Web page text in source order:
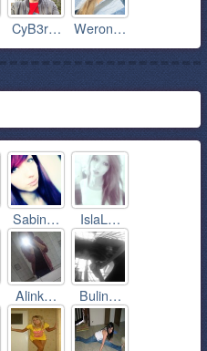
CyB3r… Weron…
Sabin… IslaL…
Alink… Bulin…